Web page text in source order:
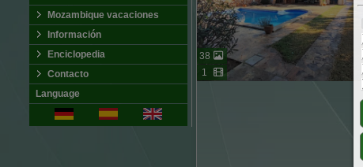
Mozambique vacaciones
Información
Enciclopedia
Contacto
Language
1
38